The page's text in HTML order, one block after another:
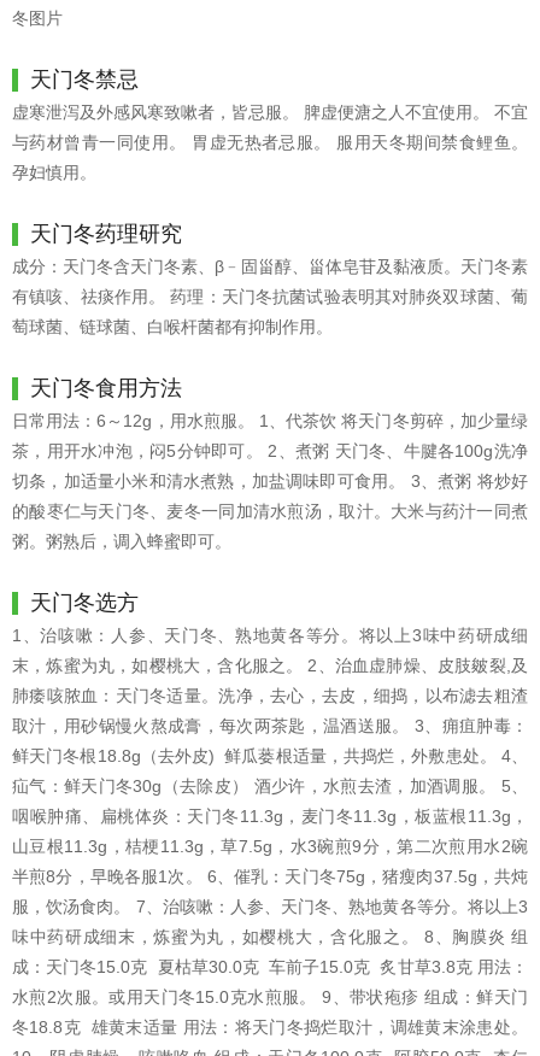
冬图片
天门冬禁忌
虚寒泄泻及外感风寒致嗽者，皆忌服。 脾虚便溏之人不宜使用。 不宜
与药材曾青一同使用。 胃虚无热者忌服。 服用天冬期间禁食鲤鱼。
孕妇慎用。
天门冬药理研究
成分：天门冬含天门冬素、β﹣固甾醇、甾体皂苷及黏液质。天门冬素
有镇咳、祛痰作用。 药理：天门冬抗菌试验表明其对肺炎双球菌、葡
萄球菌、链球菌、白喉杆菌都有抑制作用。
天门冬食用方法
日常用法：6～12g，用水煎服。 1、代茶饮 将天门冬剪碎，加少量绿
茶，用开水冲泡，闷5分钟即可。 2、煮粥 天门冬、牛腱各100g洗净
切条，加适量小米和清水煮熟，加盐调味即可食用。 3、煮粥 将炒好
的酸枣仁与天门冬、麦冬一同加清水煎汤，取汁。大米与药汁一同煮
粥。粥熟后，调入蜂蜜即可。
天门冬选方
1、治咳嗽：人参、天门冬、熟地黄各等分。将以上3味中药研成细
末，炼蜜为丸，如樱桃大，含化服之。 2、治血虚肺燥、皮肢皴裂,及
肺痿咳脓血：天门冬适量。洗净，去心，去皮，细捣，以布滤去粗渣
取汁，用砂锅慢火熬成膏，每次两茶匙，温酒送服。 3、痈疽肿毒：
鲜天门冬根18.8g（去外皮) 鲜瓜蒌根适量，共捣烂，外敷患处。 4、
疝气：鲜天门冬30g（去除皮） 酒少许，水煎去渣，加酒调服。 5、
咽喉肿痛、扁桃体炎：天门冬11.3g，麦门冬11.3g，板蓝根11.3g，
山豆根11.3g，桔梗11.3g，草7.5g，水3碗煎9分，第二次煎用水2碗
半煎8分，早晚各服1次。 6、催乳：天门冬75g，猪瘦肉37.5g，共炖
服，饮汤食肉。 7、治咳嗽：人参、天门冬、熟地黄各等分。将以上3
味中药研成细末，炼蜜为丸，如樱桃大，含化服之。 8、胸膜炎 组
成：天门冬15.0克 夏枯草30.0克 车前子15.0克 炙甘草3.8克 用法：
水煎2次服。或用天门冬15.0克水煎服。 9、带状疱疹 组成：鲜天门
冬18.8克 雄黄末适量 用法：将天门冬捣烂取汁，调雄黄末涂患处。